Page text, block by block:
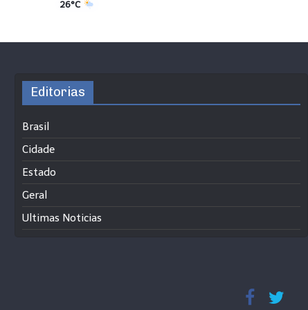
26°C
Editorias
Brasil
Cidade
Estado
Geral
Ultimas Noticias